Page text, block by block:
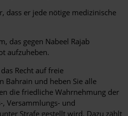
dass er jede nötige medizinische
das gegen Nabeel Rajab
aufzuheben.
Recht auf freie
Bahrain und heben Sie alle
die friedliche Wahrnehmung der
, Versammlungs- und
Strafe gestellt wird. Dazu zählt